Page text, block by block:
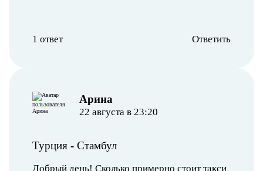
1 ответ Ответить
Арина
22 августа в 23:20
Турция - Стамбул
Добрый день! Сколько примерно стоит такси